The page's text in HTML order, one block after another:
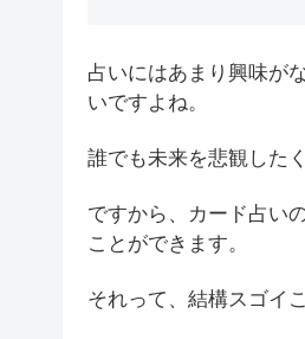
占いにはあまり興味が
いですよね。
誰でも未来を悲観した
ですから、カード占い
ことができます。
それって、結構スゴイ